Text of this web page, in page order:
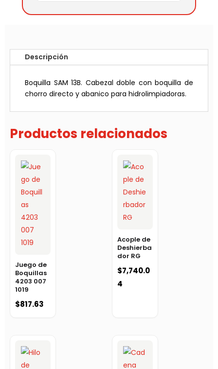
Descripción
Boquilla SAM 13B. Cabezal doble con boquilla de
chorro directo y abanico para hidrolimpiadoras.
Productos relacionados
Juego de
Boquillas
4203 007
1019
$817.63
Acople de
Deshierba
dor RG
$7,740.0
4